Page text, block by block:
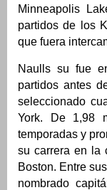
Minneapolis
partidos de los
que fuera
Naulls su fue
partidos antes
seleccionado
York. De 1,98
temporadas y
su carrera en la
Boston. Entre
nombrado